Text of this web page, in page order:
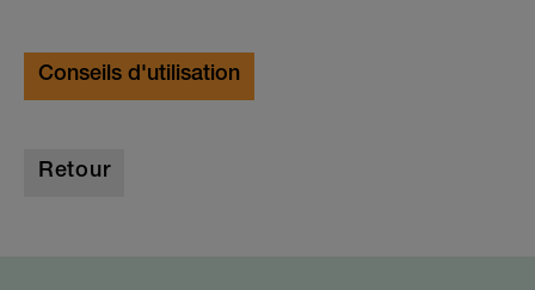
Conseils d'utilisation
Retour